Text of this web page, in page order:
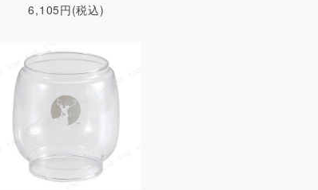
6,105円(税込)